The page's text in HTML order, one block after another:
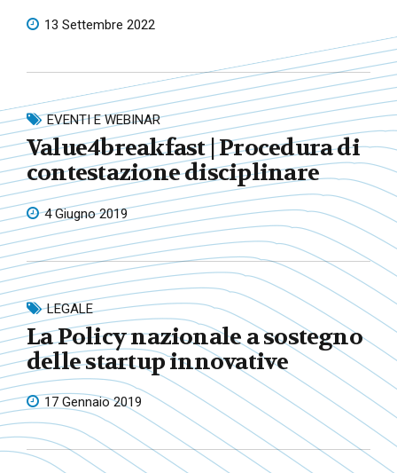
13 Settembre 2022
EVENTI E WEBINAR
Value4breakfast | Procedura di
contestazione disciplinare
4 Giugno 2019
LEGALE
La Policy nazionale a sostegno
delle startup innovative
17 Gennaio 2019